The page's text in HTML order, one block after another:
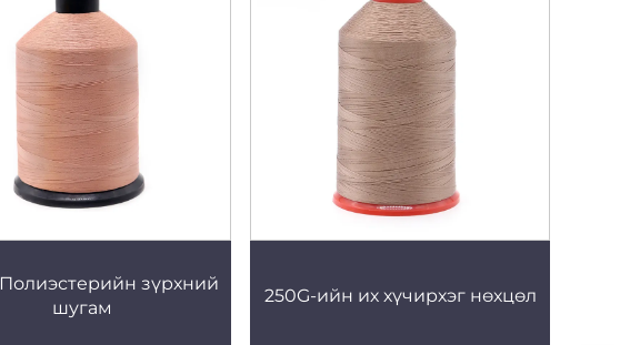
зүрхний
шугам
250G-ийн их хүчирхэг нөхцөл